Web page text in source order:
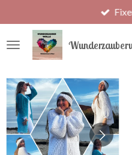
Hauptinhalt
springen